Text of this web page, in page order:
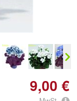
9,00 €